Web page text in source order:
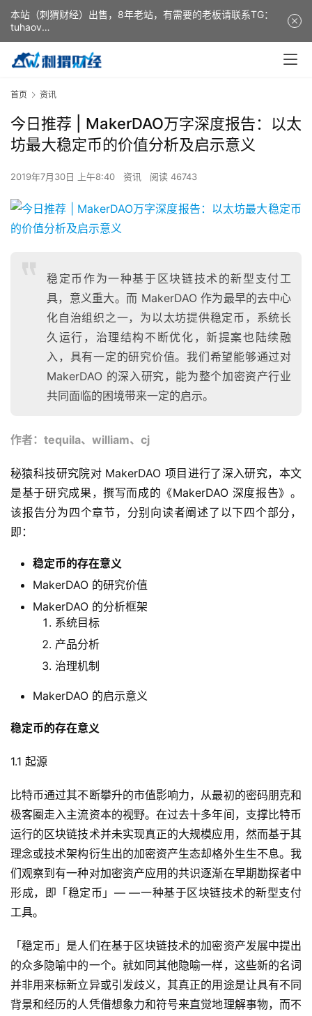
首页 资讯
今日推荐 | MakerDAO万字深度报告：以太
坊最大稳定币的价值分析及启示意义
2019年7月30日 上午8:40 资讯 阅读 46743
稳定币作为一种基于区块链技术的新型支付工
具，意义重大。而 MakerDAO 作为最早的去中心
化自治组织之一，为以太坊提供稳定币，系统长
久运行，治理结构不断优化，新提案也陆续融
入，具有一定的研究价值。我们希望能够通过对
MakerDAO 的深入研究，能为整个加密资产行业
共同面临的困境带来一定的启示。
作者：tequila、william、cj
秘猿科技研究院对 MakerDAO 项目进行了深入研究，本文
是基于研究成果，撰写而成的《MakerDAO 深度报告》。
该报告分为四个章节，分别向读者阐述了以下四个部分，
即：
稳定币的存在意义
MakerDAO 的研究价值
MakerDAO 的分析框架
系统目标
产品分析
治理机制
MakerDAO 的启示意义
稳定币的存在意义
1.1 起源
比特币通过其不断攀升的市值影响力，从最初的密码朋克和
极客圈走入主流资本的视野。在过去十多年间，支撑比特币
运行的区块链技术并未实现真正的大规模应用，然而基于其
理念或技术架构衍生出的加密资产生态却格外生生不息。我
们观察到有一种对加密资产应用的共识逐渐在早期勘探者中
形成，即「稳定币」— —一种基于区块链技术的新型支付
工具。
「稳定币」是人们在基于区块链技术的加密资产发展中提出
的众多隐喻中的一个。就如同其他隐喻一样，这些新的名词
并非用来标新立异或引发歧义，其真正的用途是让具有不同
背景和经历的人凭借想象力和符号来直觉地理解事物，而不
本站（刺猬财经）出售，8年老站，有需要的老板请联系TG：
tuhaov
This website (ciweicaijing) is for sale. It is a 8-year-old
website. If you need it, please contact TG: tuhaov